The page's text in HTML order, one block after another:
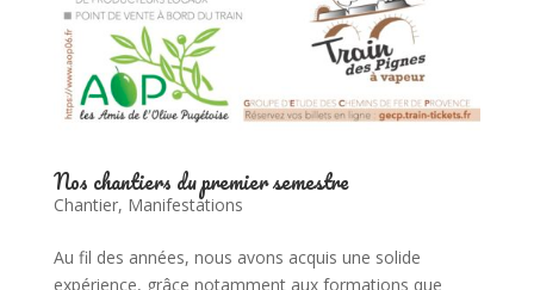
Nos chantiers du premier semestre
Chantier, Manifestations
Au fil des années, nous avons acquis une solide
expérience, grâce notamment aux formations que